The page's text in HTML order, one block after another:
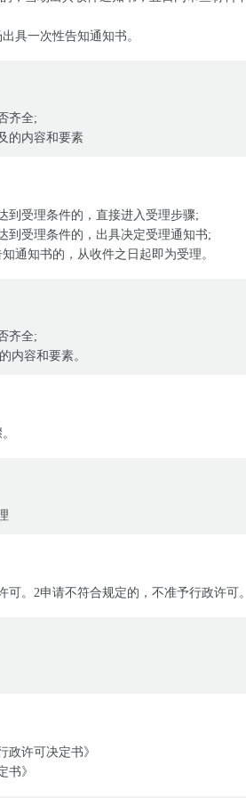
具一次性告知通知书。
齐全;
的内容和要素
到受理条件的，直接进入受理步骤;
到受理条件的，出具决定受理通知书;
通知书的，从收件之日起即为受理。
齐全;
内容和要素。
可。2申请不符合规定的，不准予行政许可。
政许可决定书》
书》